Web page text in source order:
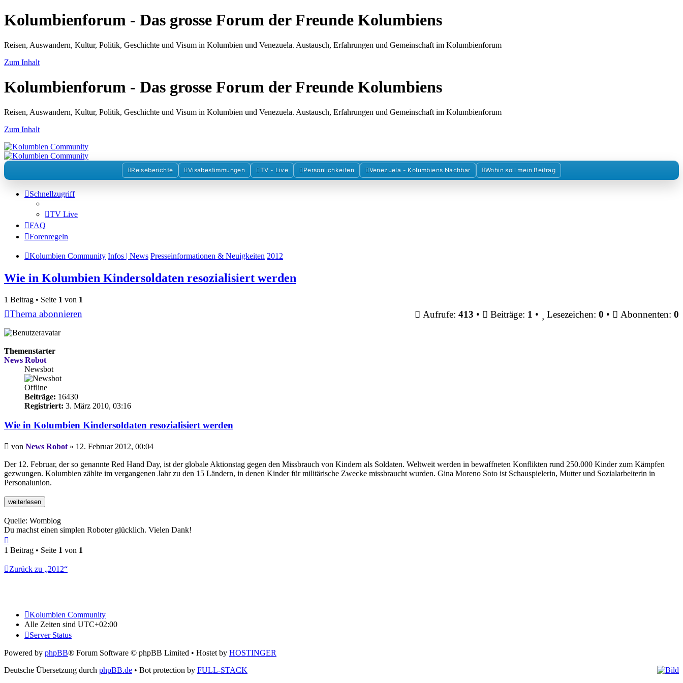
Kolumbienforum - Das grosse Forum der Freunde Kolumbiens
Reisen, Auswandern, Kultur, Politik, Geschichte und Visum in Kolumbien und Venezuela. Austausch, Erfahrungen und Gemeinschaft im Kolumbienforum
Zum Inhalt
Kolumbienforum - Das grosse Forum der Freunde Kolumbiens
Reisen, Auswandern, Kultur, Politik, Geschichte und Visum in Kolumbien und Venezuela. Austausch, Erfahrungen und Gemeinschaft im Kolumbienforum
Zum Inhalt
Reiseberichte Visabestimmungen TV - Live Persönlichkeiten Venezuela - Kolumbiens Nachbar Wohin soll mein Beitrag
Schnellzugriff
TV Live
FAQ
Forenregeln
Kolumbien Community Infos | News Presseinformationen & Neuigkeiten 2012
Wie in Kolum­bien Kin­der­sol­daten reso­zia­li­siert werden
1 Beitrag • Seite 1 von 1
Thema abonnieren Aufrufe: 413 • Beiträge: 1 • Lesezeichen: 0 • Abonnenten: 0
Themenstarter
News Robot
Newsbot
Offline
Beiträge: 16430
Registriert: 3. März 2010, 03:16
Wie in Kolum­bien Kin­der­sol­daten reso­zia­li­siert werden
Beitrag
von News Robot » 12. Februar 2012, 00:04
Der 12. Februar, der so genannte Red Hand Day, ist der glo­bale Akti­onstag gegen den Miss­brauch von Kin­dern als Sol­daten. Welt­weit werden in bewaff­neten Kon­flikten rund 250.000 Kinder zum Kämpfen
gezwungen. Kolum­bien zählte im ver­gan­genen Jahr zu den 15 Län­dern, in denen Kinder für mili­tä­ri­sche Zwecke miss­braucht wurden. Gina Moreno Soto ist Schau­spie­lerin, Mutter und Sozi­al­ar­bei­terin in
Personalunion.
Quelle: Womblog
Du machst einen simplen Roboter glücklich. Vielen Dank!
oben
1 Beitrag • Seite 1 von 1
Zurück zu „2012“
Kolumbien Community
Alle Zeiten sind UTC+02:00
Server Status
Powered by phpBB® Forum Software © phpBB Limited • Hostet by HOSTINGER
Deutsche Übersetzung durch phpBB.de • Bot protection by FULL-STACK